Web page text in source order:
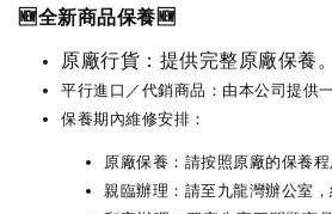
🆕全新商品保養🆕
原廠行貨：提供完整原廠保養。
平行進口／代銷商品：由本公司提供
保養期內維修安排：
原廠保養：請按照原廠的保養程
親臨辦理：請至九龍灣辦公室，